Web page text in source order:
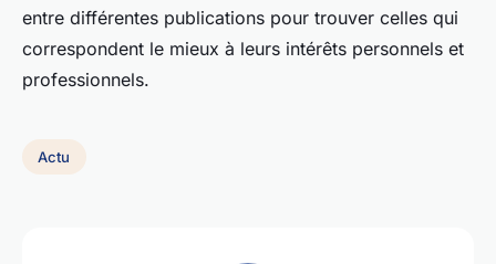
entre différentes publications pour trouver celles qui
correspondent le mieux à leurs intérêts personnels et
professionnels.
Actu